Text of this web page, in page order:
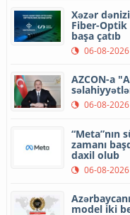
Xəzər
Fiber-
başa çatıb
06-08-2026
AZCON-a
06-08-2026
“Meta”nın
zamanı
daxil olub
06-08-2026
model iki